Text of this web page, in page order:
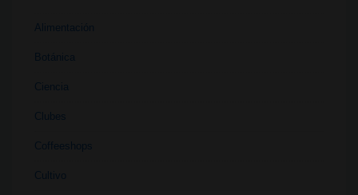
Alimentación
Botánica
Ciencia
Clubes
Coffeeshops
Cultivo